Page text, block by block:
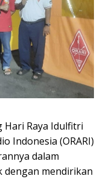
Raya Idulfitri
Indonesia (ORARI)
dalam
dengan mendirikan